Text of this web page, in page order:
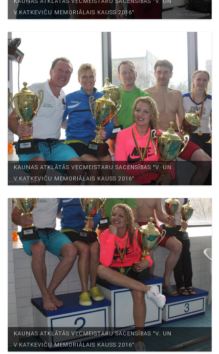
V.KATKEVIČU MEMORIĀLAIS KAUSS 2016"
KAUŅAS ATKLĀTĀS VECMEISTARU SACENSĪBAS "V. UN
V.KATKEVIČU MEMORIĀLAIS KAUSS 2016"
KAUŅAS ATKLĀTĀS VECMEISTARU SACENSĪBAS "V. UN
V.KATKEVIČU MEMORIĀLAIS KAUSS 2016"